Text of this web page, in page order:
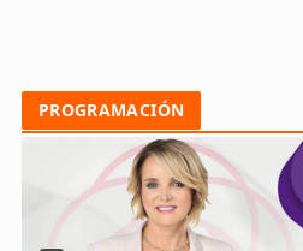
PROGRAMACIÓN